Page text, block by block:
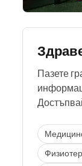
Пазете